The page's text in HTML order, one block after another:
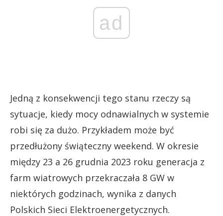
ad
Jedną z konsekwencji tego stanu rzeczy są
sytuacje, kiedy mocy odnawialnych w systemie
robi się za dużo. Przykładem może być
przedłużony świąteczny weekend. W okresie
między 23 a 26 grudnia 2023 roku generacja z
farm wiatrowych przekraczała 8 GW w
niektórych godzinach, wynika z danych
Polskich Sieci Elektroenergetycznych.